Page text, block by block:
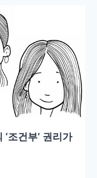
조건부’ 권리가